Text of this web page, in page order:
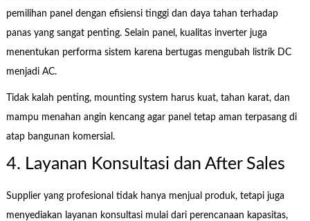
pemilihan panel dengan efisiensi tinggi dan daya tahan terhadap
panas yang sangat penting. Selain panel, kualitas inverter juga
menentukan performa sistem karena bertugas mengubah listrik DC
menjadi AC.
Tidak kalah penting, mounting system harus kuat, tahan karat, dan
mampu menahan angin kencang agar panel tetap aman terpasang di
atap bangunan komersial.
4. Layanan Konsultasi dan After Sales
Supplier yang profesional tidak hanya menjual produk, tetapi juga
menyediakan layanan konsultasi mulai dari perencanaan kapasitas,